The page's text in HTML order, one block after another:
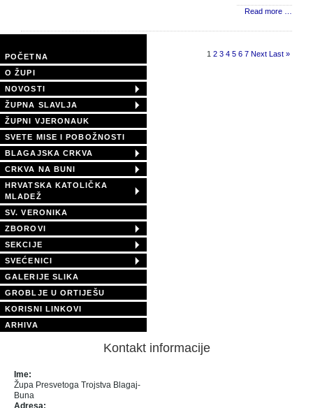
Read more …
1 2 3 4 5 6 7 Next Last »
POČETNA
O ŽUPI
NOVOSTI
ŽUPNA SLAVLJA
ŽUPNI VJERONAUK
SVETE MISE I POBOŽNOSTI
BLAGAJSKA CRKVA
CRKVA NA BUNI
HRVATSKA KATOLIČKA
MLADEŽ
SV. VERONIKA
ZBOROVI
SEKCIJE
SVEĆENICI
GALERIJE SLIKA
GROBLJE U ORTIJEŠU
KORISNI LINKOVI
ARHIVA
Kontakt informacije
Ime:
Župa Presvetoga Trojstva Blagaj-
Buna